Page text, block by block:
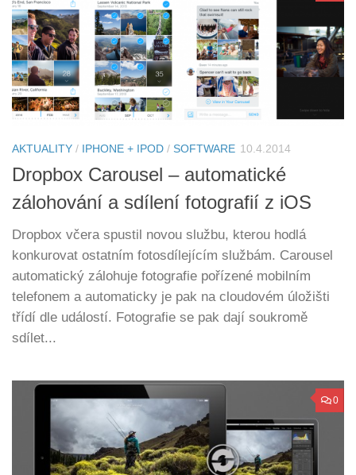
AKTUALITY / IPHONE + IPOD / SOFTWARE 10.4.2014
Dropbox Carousel – automatické
zálohování a sdílení fotografií z iOS
Dropbox včera spustil novou službu, kterou hodlá
konkurovat ostatním fotosdílejícím službám. Carousel
automatický zálohuje fotografie pořízené mobilním
telefonem a automaticky je pak na cloudovém úložišti
třídí dle událostí. Fotografie se pak dají soukromě
sdílet...
0